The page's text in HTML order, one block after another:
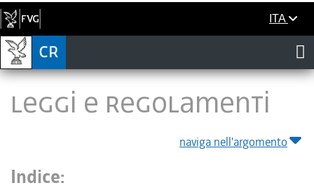
ITA
LEGGI E REGOLAMENTI
naviga nell'argomento
Indice: